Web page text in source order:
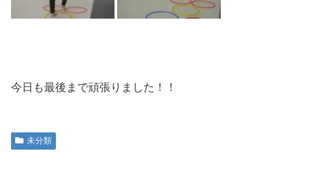
今日も最後まで頑張りました！！
未分類